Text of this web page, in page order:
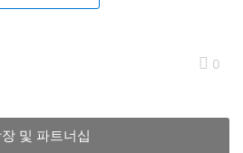
0
및 파트너십